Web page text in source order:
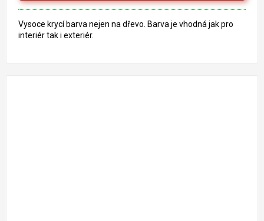
hvězdiček.
Vysoce krycí barva nejen na dřevo. Barva je vhodná jak pro
interiér tak i exteriér.